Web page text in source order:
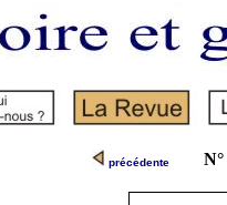
précédente